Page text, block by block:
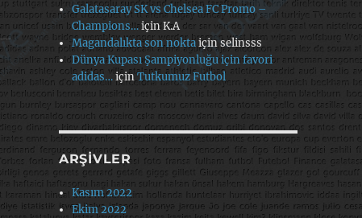
Galatasaray SK vs Chelsea FC Promo –
Champions…içinK.A
Magandalıkta son noktaiçinselinsss
Dünya Kupası Şampiyonluğu için favori
adidas…içinTutkumuz Futbol
ARŞIVLER
Kasım 2022
Ekim 2022